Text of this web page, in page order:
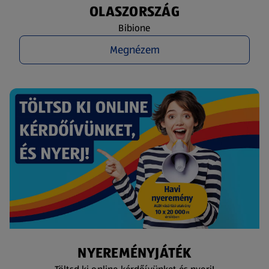
OLASZORSZÁG
Bibione
Megnézem
NYEREMÉNYJÁTÉK